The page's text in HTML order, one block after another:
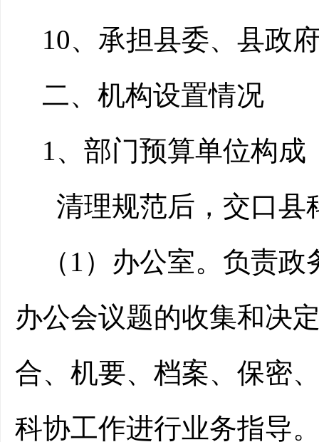
10、承担县委、县政
二、机构设置情况
1、部门预算单位构成
清理规范后，交口县
（1）办公室。负责
办公会议题的收集和决
合、机要、档案、保密
科协工作进行业务指导